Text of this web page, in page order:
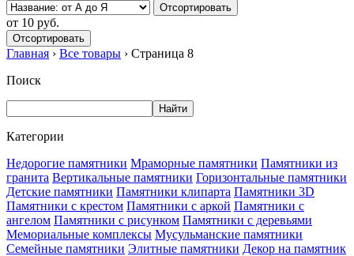
Отсортировать
от 10 руб.
Отсортировать
Главная › Все товары › Страница 8
Поиск
Категории
Недорогие памятники Мраморные памятники Памятники из
гранита Вертикальные памятники Горизонтальные памятники
Детские памятники Памятники клипарта Памятники 3D
Памятники с крестом Памятники с аркой Памятники с
ангелом Памятники с рисунком Памятники с деревьями
Мемориальные комплексы Мусульманские памятники
Семейные памятники Элитные памятники Декор на памятник